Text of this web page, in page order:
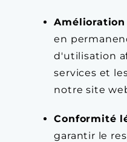
en
d'utilisation
services et
notre site
Conformité
garantir le